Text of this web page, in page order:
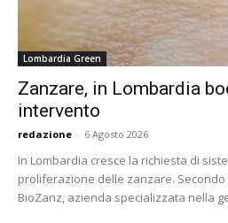
Lombardia Green
Zanzare, in Lombardia
intervento
redazione - 6 Agosto 2026
In Lombardia cresce la richiesta di
proliferazione delle zanzare.
BioZanz, azienda specializzata nella